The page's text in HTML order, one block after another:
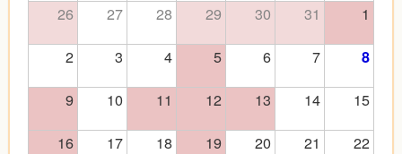
26 27 28 29 30 31
1
2
3 4 5 6 7 8
9 10 11 12 13 14
15
16
17 18 19 20 21
22